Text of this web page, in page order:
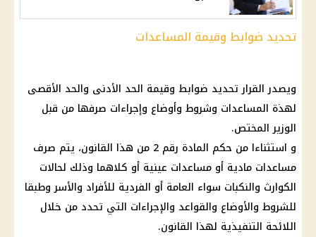
تحديد ضوابط وقيمة المساعدات
ويصدر القرار تحديد ضوابط وقيمة الحد الأدنى والحد الأقصى
لهذة المساعدات وشروط وأوضاع وإجراءات صرفها من قبل
الوزير المختص.
و استثناءا من حكم المادة رقم 2 من هذا القانون، يتم صرف
مساعدات مادية أو مساعدات عينية أو كلاهما وذلك لحالات
الكوارث والنكبات سواء العامة أو الفردية للأفراد والأسر وطبقا
للشروط والأوضاع والقواعد والإجراءات التي تحدد من خلال
اللائحة التنفيذية لهذا القانون.